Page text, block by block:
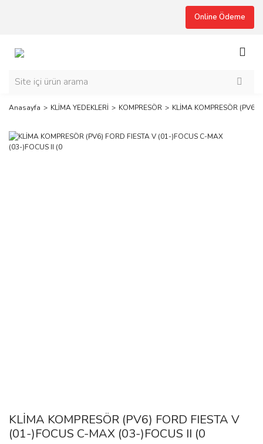
Online Ödeme
Anasayfa KLİMA YEDEKLERİ KOMPRESÖR KLİMA KOMPRESÖR (PV6)
KLİMA KOMPRESÖR (PV6) FORD FIESTA V
(01-)FOCUS C-MAX (03-)FOCUS II (0